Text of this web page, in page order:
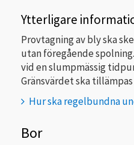
Ytterligare
Provtagning av bly ska
utan föregående
vid en slumpmässig
Gränsvärdet ska
Hur ska regelbundna
Bor